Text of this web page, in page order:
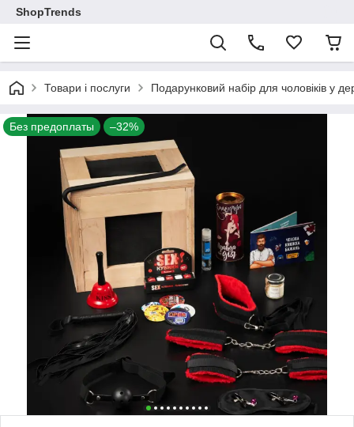
ShopTrends
Товари і послуги Подарунковий набір для чоловіків у
Без предоплаты –32%